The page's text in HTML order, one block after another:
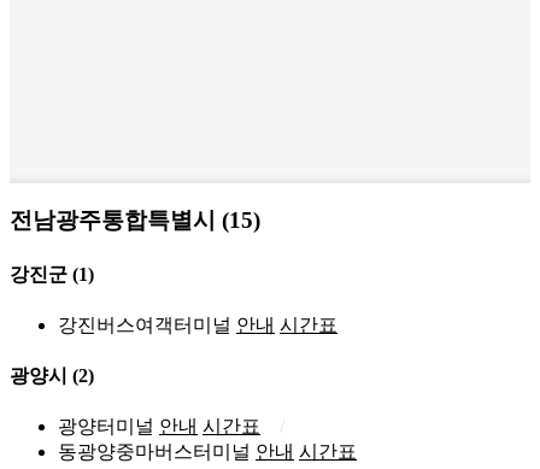
전남광주통합특별시 (15)
강진군 (1)
강진버스여객터미널 안내 시간표
광양시 (2)
광양터미널 안내 시간표
동광양중마버스터미널 안내 시간표